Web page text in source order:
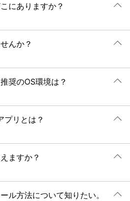
にありますか？
んか？
奨のOS環境は？
プリとは？
ますか？
ル方法について知りたい。